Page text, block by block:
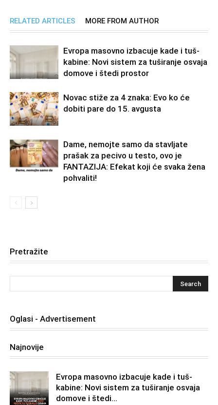
RELATED ARTICLES MORE FROM AUTHOR
Evropa masovno izbacuje kade i tuš-
kabine: Novi sistem za tuširanje osvaja
domove i štedi prostor
Novac stiže za 4 znaka: Evo ko će
dobiti pare do 15. avgusta
Dame, nemojte samo da stavljate
prašak za pecivo u testo, ovo je
FANTAZIJA: Efekat koji će svaka žena
pohvaliti!
Pretražite
Oglasi - Advertisement
Najnovije
Evropa masovno izbacuje kade i tuš-
kabine: Novi sistem za tuširanje osvaja
domove i štedi...